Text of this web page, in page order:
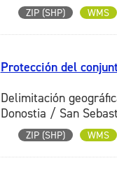
ZIP (SHP) WMS
Protección del
Delimitación
Donostia / San
ZIP (SHP) WMS